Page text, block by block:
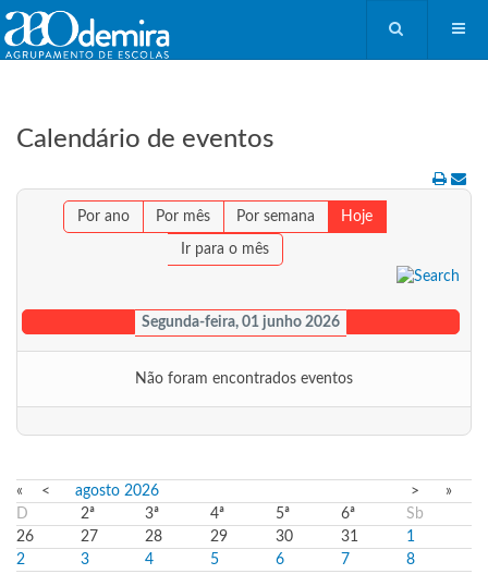
Calendário de eventos
Por ano Por mês Por semana Hoje
Ir para o mês
Segunda-feira, 01 junho 2026
Não foram encontrados eventos
« < agosto 2026 >
»
D
2ª 3ª 4ª 5ª 6ª
Sb
26
27 28 29 30 31
1
2
3 4 5 6 7
8